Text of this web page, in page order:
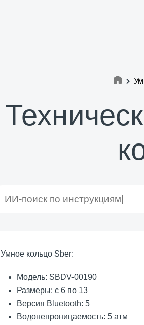
Умное кольцо Sber:
Модель: SBDV-00190
Размеры: с 6 по 13
Версия Bluetooth: 5
Водонепроницаемость: 5 атм